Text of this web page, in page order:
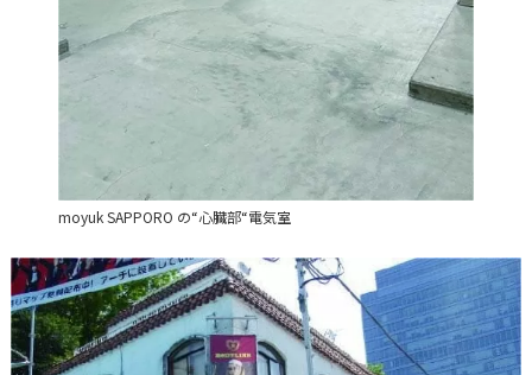
moyuk SAPPORO の“心臓部“電気室